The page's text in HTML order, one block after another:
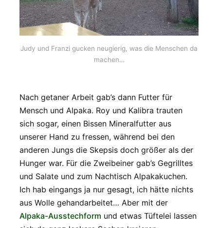
Judy und Franzi gucken neugierig, was die Menschen da
machen…
Nach getaner Arbeit gab’s dann Futter für
Mensch und Alpaka. Roy und Kalibra trauten
sich sogar, einen Bissen Mineralfutter aus
unserer Hand zu fressen, während bei den
anderen Jungs die Skepsis doch größer als der
Hunger war. Für die Zweibeiner gab’s Gegrilltes
und Salate und zum Nachtisch Alpakakuchen.
Ich hab eingangs ja nur gesagt, ich hätte nichts
aus Wolle gehandarbeitet… Aber mit der
Alpaka-Ausstechform und etwas Tüftelei lassen